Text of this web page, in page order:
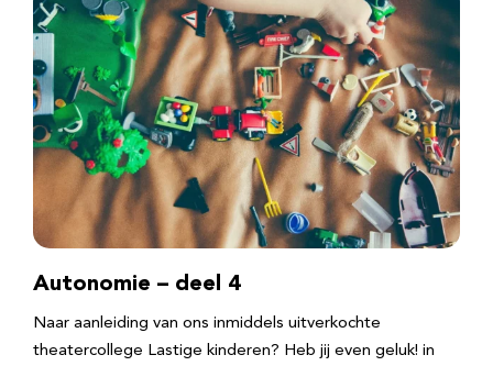
Autonomie – deel 4
Naar aanleiding van ons inmiddels uitverkochte
theatercollege Lastige kinderen? Heb jij even geluk! in